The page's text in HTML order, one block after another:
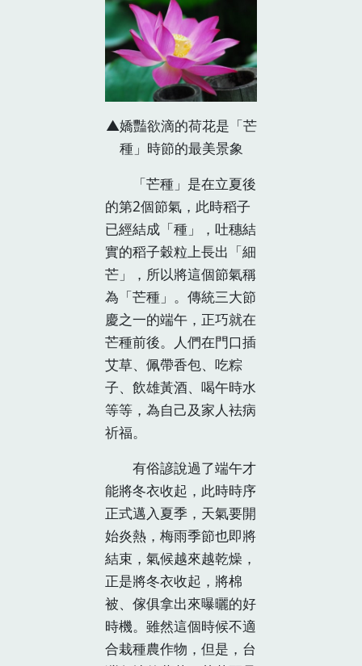
▲嬌豔欲滴的荷花是「芒
種」時節的最美景象
「芒種」是在立夏後
的第2個節氣，此時稻子
已經結成「種」，吐穗結
實的稻子穀粒上長出「細
芒」，所以將這個節氣稱
為「芒種」。傳統三大節
慶之一的端午，正巧就在
芒種前後。人們在門口插
艾草、佩帶香包、吃粽
子、飲雄黃酒、喝午時水
等等，為自己及家人袪病
祈福。
有俗諺說過了端午才
能將冬衣收起，此時時序
正式邁入夏季，天氣要開
始炎熱，梅雨季節也即將
結束，氣候越來越乾燥，
正是將冬衣收起，將棉
被、傢俱拿出來曝曬的好
時機。雖然這個時候不適
合栽種農作物，但是，台